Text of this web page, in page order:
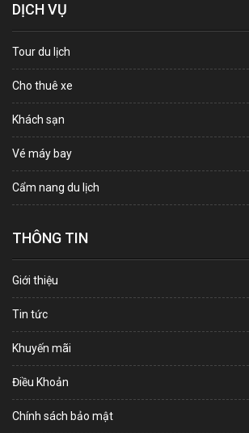
DỊCH VỤ
Tour du lịch
Cho thuê xe
Khách sạn
Vé máy bay
Cẩm nang du lịch
THÔNG TIN
Giới thiệu
Tin tức
Khuyến mãi
Điều Khoản
Chính sách bảo mật